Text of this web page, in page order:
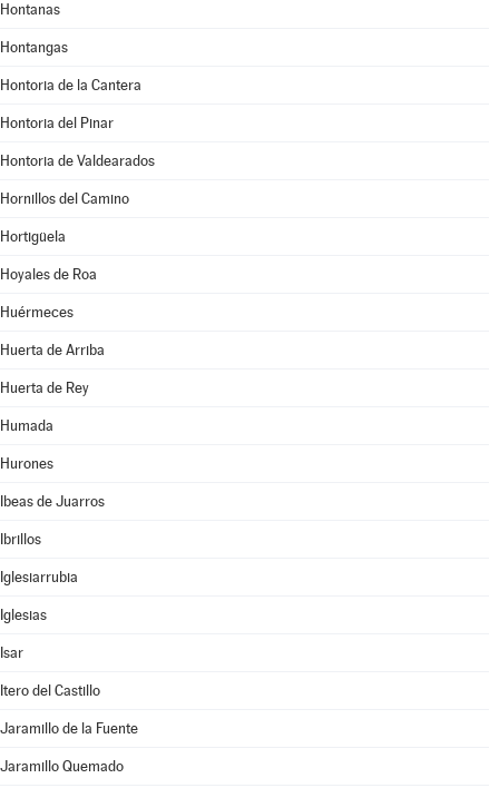
Hontanas
Hontangas
Hontoria de la Cantera
Hontoria del Pinar
Hontoria de Valdearados
Hornillos del Camino
Hortigüela
Hoyales de Roa
Huérmeces
Huerta de Arriba
Huerta de Rey
Humada
Hurones
Ibeas de Juarros
Ibrillos
Iglesiarrubia
Iglesias
Isar
Itero del Castillo
Jaramillo de la Fuente
Jaramillo Quemado